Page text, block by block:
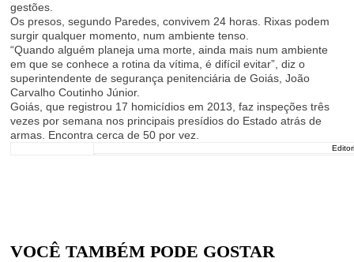
gestões.
Os presos, segundo Paredes, convivem 24 horas. Rixas podem
surgir qualquer momento, num ambiente tenso.
“Quando alguém planeja uma morte, ainda mais num ambiente
em que se conhece a rotina da vítima, é difícil evitar”, diz o
superintendente de segurança penitenciária de Goiás, João
Carvalho Coutinho Júnior.
Goiás, que registrou 17 homicídios em 2013, faz inspeções três
vezes por semana nos principais presídios do Estado atrás de
armas. Encontra cerca de 50 por vez.
VOCÊ TAMBÉM PODE GOSTAR